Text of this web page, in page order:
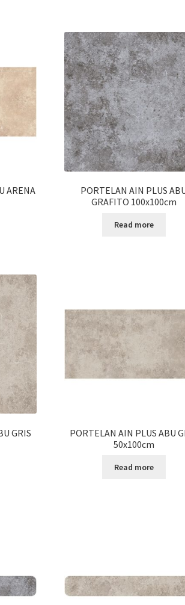
ARENA
PORTELAN AIN PLUS
GRAFITO 100x100cm
Read more
GRIS
PORTELAN AIN PLUS ABU
50x100cm
Read more